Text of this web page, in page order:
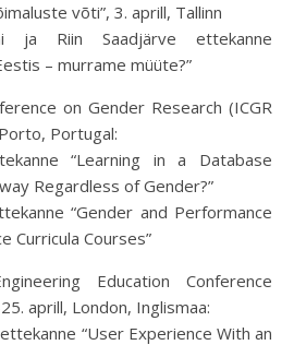
võti”, 3. aprill, Tallinn
ja Riin Saadjärve ettekanne
– murrame müüte?”
on Gender Research (ICGR
Portugal:
“Learning in a Database
Regardless of Gender?”
“Gender and Performance
Curricula Courses”
Education Conference
aprill, London, Inglismaa:
“User Experience With an